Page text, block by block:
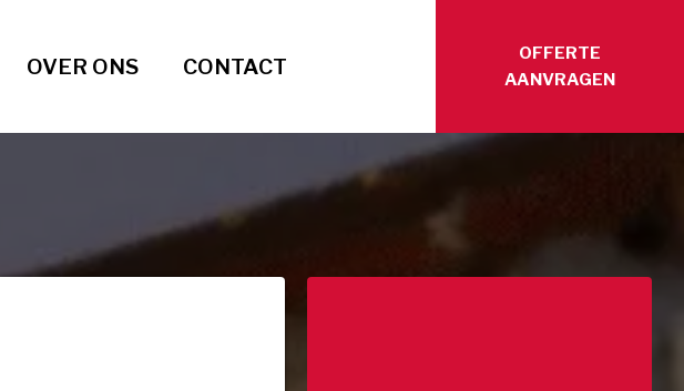
OVER ONS CONTACT
OFFERTE
AANVRAGEN